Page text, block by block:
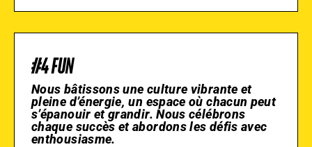
#4 FUN
Nous bâtissons une culture vibrante et
pleine d’énergie, un espace où chacun peut
s’épanouir et grandir. Nous célébrons
chaque succès et abordons les défis avec
enthousiasme.